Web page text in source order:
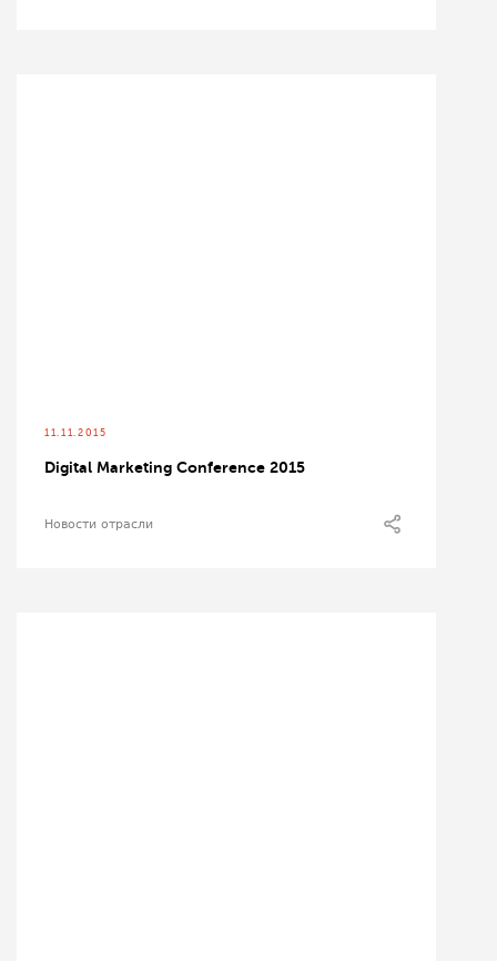
11.11.2015
Digital Marketing Conference 2015
Новости отрасли